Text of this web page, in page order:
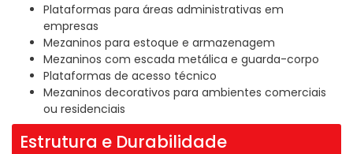
Plataformas para áreas administrativas em
empresas
Mezaninos para estoque e armazenagem
Mezaninos com escada metálica e guarda-corpo
Plataformas de acesso técnico
Mezaninos decorativos para ambientes comerciais
ou residenciais
Estrutura e Durabilidade